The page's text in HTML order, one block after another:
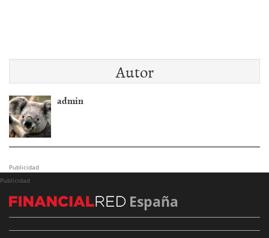
Autor
admin
Publicidad
Publicidad
España